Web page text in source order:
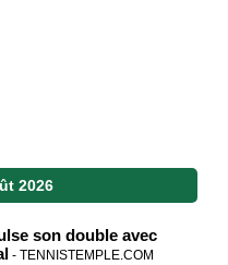
2026
son double avec
- TENNISTEMPLE.COM